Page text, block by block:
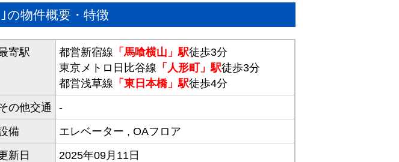
の物件概要・特徴
寄駅 都営新宿線 「馬喰横山」駅徒歩3分
東京メトロ日比谷線 「人形町」駅徒歩3分
都営浅草線 「東日本橋」駅徒歩4分
の他交通
-
備 エレベーター , OAフロア
新日 2025年09月11日